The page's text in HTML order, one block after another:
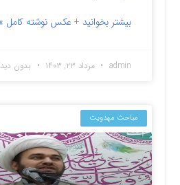
بیشتر بخوانید + عکس نوشته کامل »
admin مرداد ۲۳, ۱۴۰۳ بدون دیدگاه
مباحث مهدویت